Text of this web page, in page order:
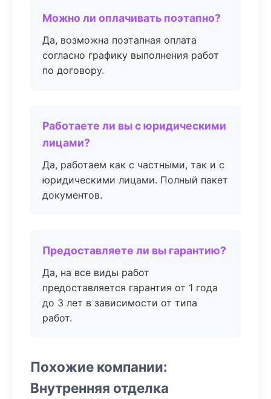
Можно ли оплачивать поэтапно?
Да, возможна поэтапная оплата
согласно графику выполнения работ
по договору.
Работаете ли вы с юридическими
лицами?
Да, работаем как с частными, так и с
юридическими лицами. Полный пакет
документов.
Предоставляете ли вы гарантию?
Да, на все виды работ
предоставляется гарантия от 1 года
до 3 лет в зависимости от типа
работ.
Похожие компании:
Внутренняя отделка